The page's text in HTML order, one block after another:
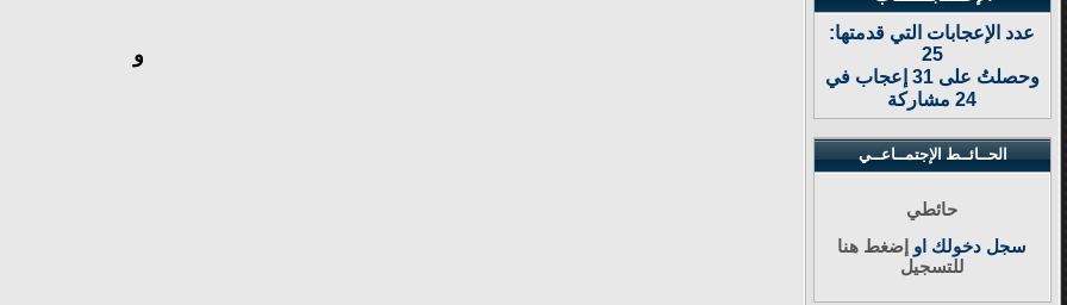
عدد الإعجابات التي قدمتها:
25
وحصلتُ على 31 إعجاب في
24 مشاركة
الحــائــط الإجتمــاعــي
حائطي
سجل دخولك او إضغط هنا
للتسجيل
و